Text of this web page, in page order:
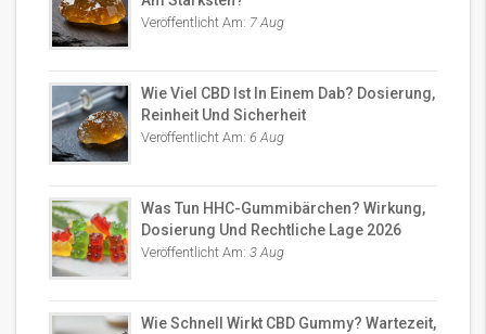
Veröffentlicht Am: 7 Aug
Wie Viel CBD Ist In Einem Dab? Dosierung,
Reinheit Und Sicherheit
Veröffentlicht Am: 6 Aug
Was Tun HHC-Gummibärchen? Wirkung,
Dosierung Und Rechtliche Lage 2026
Veröffentlicht Am: 3 Aug
Wie Schnell Wirkt CBD Gummy? Wartezeit,